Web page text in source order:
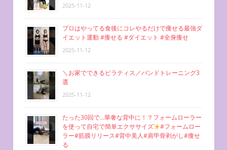
2025-11-12
プロはやってる食後にコレやるだけで痩せる最強ダ
イエット運動 #痩せる #ダイエット #全身痩せ
2025-11-12
＼お家でできるピラティス／バンドトレーニング3
選
2025-11-12
たった30回で…華奢な背中に！？フォームローラー
を使って自宅で簡単エクササイズ
#フォームロー
ラー#筋膜リリース#背中美人#肩甲骨剥がし#痩せ
る